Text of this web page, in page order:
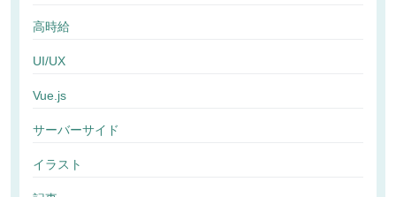
高時給
UI/UX
Vue.js
サーバーサイド
イラスト